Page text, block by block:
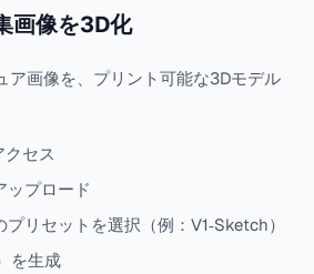
画像を3D化
ア画像を、プリント可能な3Dモデル
クセス
ップロード
リセットを選択（例：V1‑Sketch）
を生成